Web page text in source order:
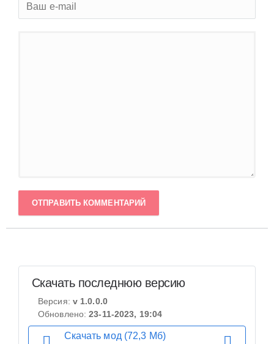
ОТПРАВИТЬ КОММЕНТАРИЙ
Скачать последнюю версию
Версия: v 1.0.0.0
Обновлено:23-11-2023, 19:04
Скачать мод (72,3 Мб)